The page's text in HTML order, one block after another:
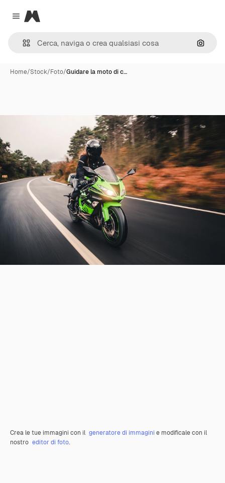
Close menu
Magnific
Cerca
Home/Stock/Foto/Guidare la moto di c…
Crea le tue immagini con il generatore di immagini e modificale con il
nostro editor di foto.